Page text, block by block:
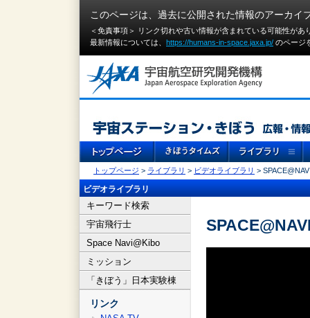
このページは、過去に公開された情報のアーカイ
＜免責事項＞ リンク切れや古い情報が含まれている可能性が
最新情報については、 https://humans-in-space.jaxa.jp/ のページ
トップページ > ライブラリ > ビデオライブラリ >
ビデオライブラリ
キーワード検索
宇宙飛行士
Space Navi@Kibo
ミッション
「きぼう」日本実験棟
リンク